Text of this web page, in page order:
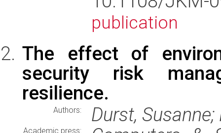
publication
The effect of
security risk
resilience.
Authors: Durst,
Academic press: